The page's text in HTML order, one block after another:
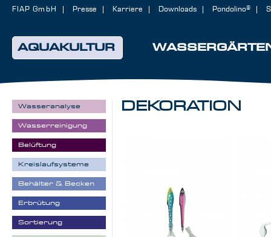
AQUAKULTUR
FIAP GmbH Presse Karriere Downloads Pondolino®
DEKORATION
Wasseranalyse
Wasserreinigung
Belüftung
Kreislaufsysteme
Behälter & Becken
Erbrütung
Sortierung